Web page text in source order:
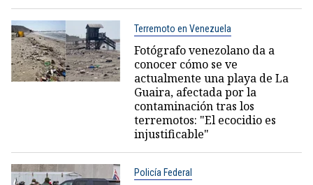
Terremoto en Venezuela
Fotógrafo venezolano da a
conocer cómo se ve
actualmente una playa de La
Guaira, afectada por la
contaminación tras los
terremotos: "El ecocidio es
injustificable"
Policía Federal